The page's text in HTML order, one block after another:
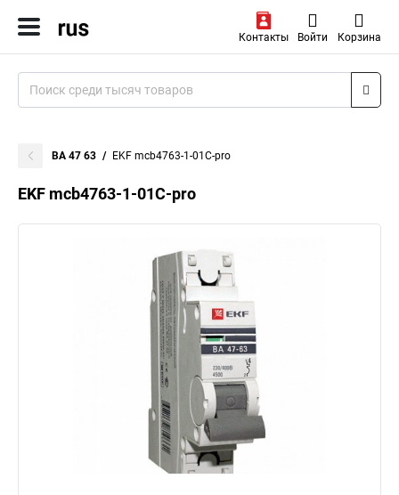
Контакты Войти Корзина
ВА 47 63 EKF mcb4763-1-01C-pro
EKF mcb4763-1-01C-pro